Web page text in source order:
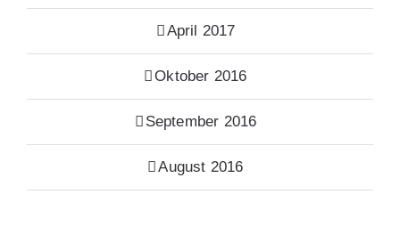
April 2017
Oktober 2016
September 2016
August 2016